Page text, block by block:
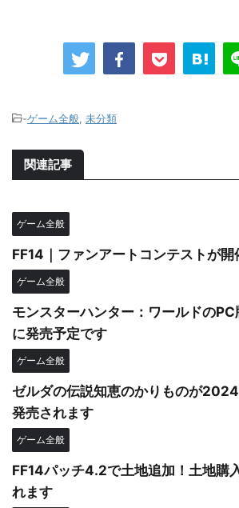
-ゲーム全般 未分類
関連記事
ゲーム全般
FF14｜ファンアートコンテストが開
ゲーム全般
モンスターハンター：ワールドの
に発売予定です
ゲーム全般
ゼルダの伝説知恵のかりものが
発売されます
ゲーム全般
FF14パッチ4.2で土地追加！土地購
れます